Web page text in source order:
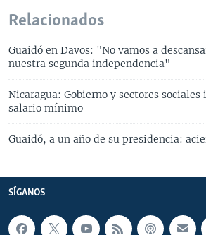
Relacionados
Guaidó en Davos: "No vamos a
nuestra segunda independencia"
Nicaragua: Gobierno y sectores
salario mínimo
Guaidó, a un año de su presidencia:
SÍGANOS